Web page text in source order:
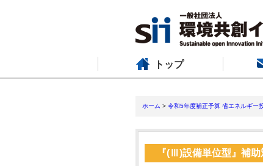
トップ
ホーム > 令和5年度補正予算 省エネルギー
『(Ⅲ)設備単位型』補